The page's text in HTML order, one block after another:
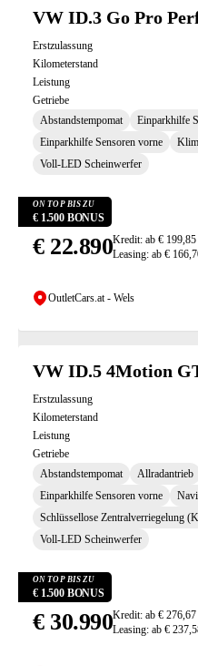
VW ID.3 Go Pro
Erstzulassung
Kilometerstand
Leistung
Getriebe
Abstandstempomat
Einparkhilfe
Einparkhilfe Sensoren vorne
Voll-LED Scheinwerfer
ON TOP BIS ZU
€ 1.500 BONUS
€ 22.890Kredit: ab € 199,85
Leasing: ab €
OutletCars.at - Wels
VW ID.5 4Motion
Erstzulassung
Kilometerstand
Leistung
Getriebe
Abstandstempomat
Allradantrieb
Einparkhilfe Sensoren vorne
Schlüssellose Zentralverriegelung
Voll-LED Scheinwerfer
ON TOP BIS ZU
€ 1.500 BONUS
€ 30.990Kredit: ab € 276,67
Leasing: ab €